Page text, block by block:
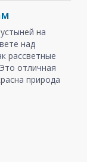
на
над
рассветные
отличная
природа